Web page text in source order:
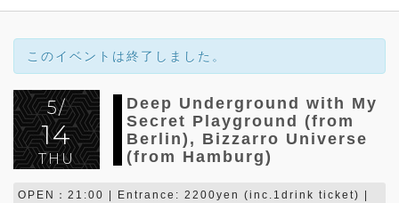
このイベントは終了しました。
5/
14
THU
Deep Underground with My
Secret Playground (from
Berlin), Bizzarro Universe
(from Hamburg)
OPEN：21:00 | Entrance: 2200yen (inc.1drink ticket) |